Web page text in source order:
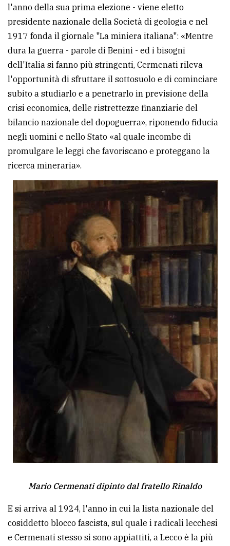
l'anno della sua prima elezione - viene eletto
presidente nazionale della Società di geologia e nel
1917 fonda il giornale "La miniera italiana": «Mentre
dura la guerra - parole di Benini - ed i bisogni
dell'Italia si fanno più stringenti, Cermenati rileva
l'opportunità di sfruttare il sottosuolo e di cominciare
subito a studiarlo e a penetrarlo in previsione della
crisi economica, delle ristrettezze finanziarie del
bilancio nazionale del dopoguerra», riponendo fiducia
negli uomini e nello Stato «al quale incombe di
promulgare le leggi che favoriscano e proteggano la
ricerca mineraria».
Mario Cermenati dipinto dal fratello Rinaldo
E si arriva al 1924, l'anno in cui la lista nazionale del
cosiddetto blocco fascista, sul quale i radicali lecchesi
e Cermenati stesso si sono appiattiti, a Lecco è la più